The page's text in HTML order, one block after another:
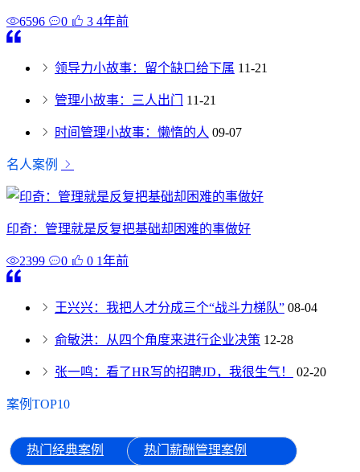
6596 0 3 4年前
领导力小故事：留个缺口给下属 11-21
管理小故事：三人出门 11-21
时间管理小故事：懒惰的人 09-07
名人案例
印奇：管理就是反复把基础却困难的事做好
2399 0 0 1年前
王兴兴：我把人才分成三个“战斗力梯队” 08-04
俞敏洪：从四个角度来进行企业决策 12-28
张一鸣：看了HR写的招聘JD，我很生气！ 02-20
案例TOP10
热门经典案例 热门薪酬管理案例